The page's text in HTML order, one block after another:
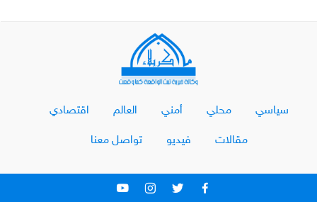
سياسي محلي أمني العالم اقتصادي
مقالات فيديو تواصل معنا